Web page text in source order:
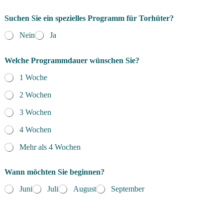
Suchen Sie ein spezielles Programm für Torhüter?
Nein
Ja
Welche Programmdauer wünschen Sie?
1 Woche
2 Wochen
3 Wochen
4 Wochen
Mehr als 4 Wochen
Wann möchten Sie beginnen?
Juni
Juli August September